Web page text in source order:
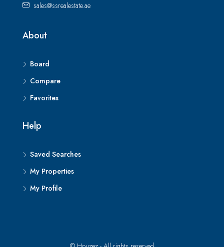
sales@ssrealestate.ae
About
Board
Compare
Favorites
Help
Saved Searches
My Properties
My Profile